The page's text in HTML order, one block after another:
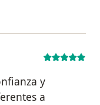
y
a